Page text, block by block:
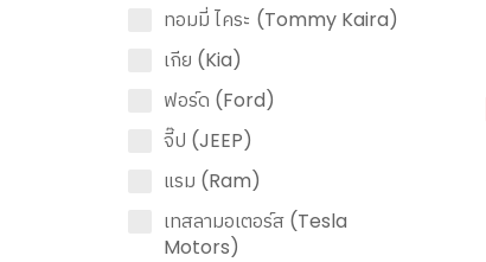
ทอมมี่ ไคระ (Tommy Kaira)
เกีย (Kia)
ฟอร์ด (Ford)
จี๊ป (JEEP)
แรม (Ram)
เทสลามอเตอร์ส (Tesla
Motors)